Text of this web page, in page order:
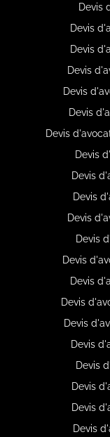
Devis
Devis
Devis
Devis
Devis
Devis
Devis
Devis
Devis
Devis
Devis
Devis
Devis
Devis
Devis
Devis
Devis
Devis
Devis
Devis
Devis